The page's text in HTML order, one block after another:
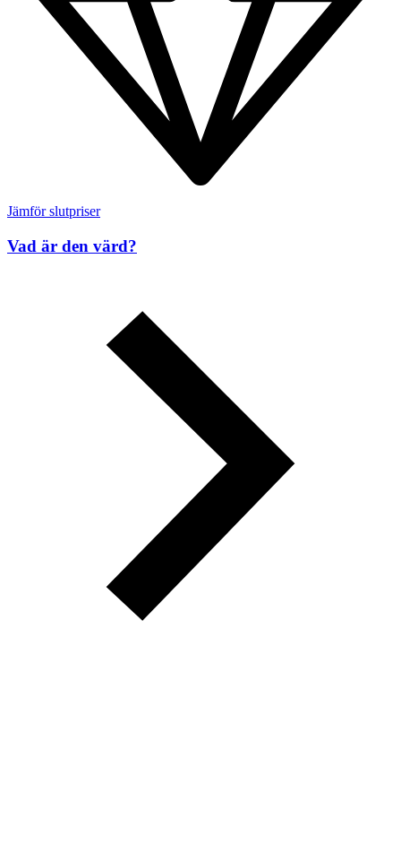
Jämför slutpriser
Vad är den värd?